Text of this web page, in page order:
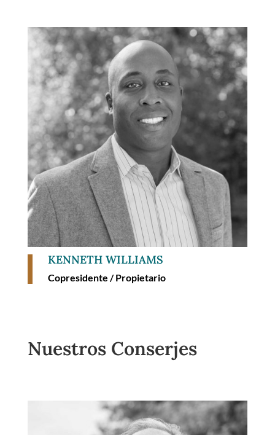
KENNETH WILLIAMS
Copresidente / Propietario
Nuestros Conserjes